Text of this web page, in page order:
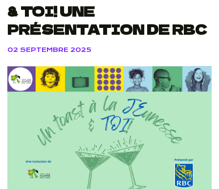
& TOI! UNE
PRÉSENTATION DE RBC
02 SEPTEMBRE 2025